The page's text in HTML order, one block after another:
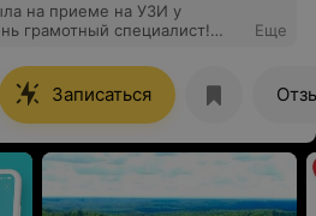
на приеме на УЗИ у
грамотный специалист!
Еще
Записаться